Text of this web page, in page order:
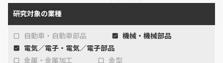
研究対象の業種
自動車・自動車部品
機械・機械部品
電気／電子・電気／電子部品
金属・金属加工
金型